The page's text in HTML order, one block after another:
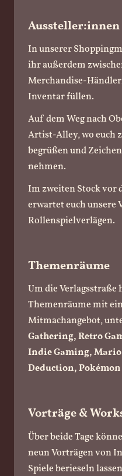
Aussteller:innen
In unserer
ihr außerdem
Merchandise-
Inventar füllen.
Auf dem Weg nach
Artist-Alley, wo euch
begrüßen und
nehmen.
Im zweiten Stock vor
erwartet euch unsere
Rollenspielverlägen.
Themenräume
Um die
Themenräume mit
Mitmachangebot,
Gathering, Retro
Indie Gaming, Mario
Deduction,
Vorträge &
Über beide Tage
neun Vorträgen von
Spiele berieseln